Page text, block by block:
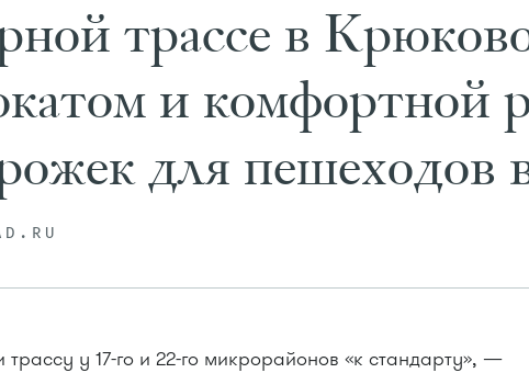
трассе в
и комфортной
для пешеходов
у 17-го и 22-го микрорайонов «к стандарту», —